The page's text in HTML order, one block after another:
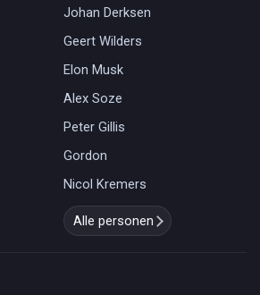
Johan Derksen
Geert Wilders
Elon Musk
Alex Soze
Peter Gillis
Gordon
Nicol Kremers
Alle personen